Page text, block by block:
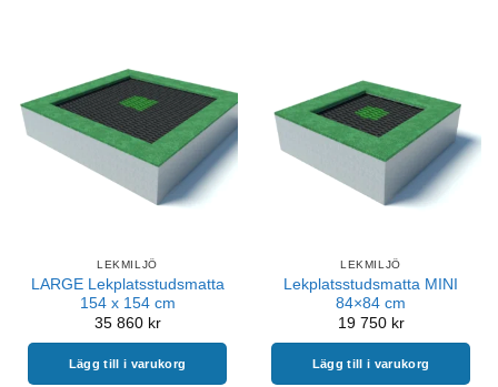
LEKMILJÖ
LARGE Lekplatsstudsmatta
154 x 154 cm
35 860 kr
Lägg till i varukorg
LEKMILJÖ
Lekplatsstudsmatta MINI
84×84 cm
19 750 kr
Lägg till i varukorg